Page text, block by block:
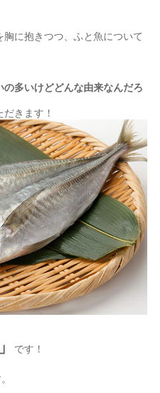
に抱きつつ、ふと魚について
の多いけどどんな由来なんだろ
きます！
」 です！